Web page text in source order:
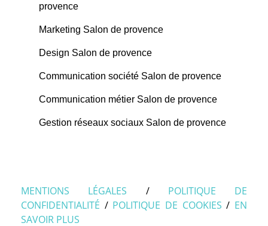
provence
Marketing Salon de provence
Design Salon de provence
Communication société Salon de provence
Communication métier Salon de provence
Gestion réseaux sociaux Salon de provence
MENTIONS LÉGALES / POLITIQUE DE
CONFIDENTIALITÉ / POLITIQUE DE COOKIES / EN
SAVOIR PLUS